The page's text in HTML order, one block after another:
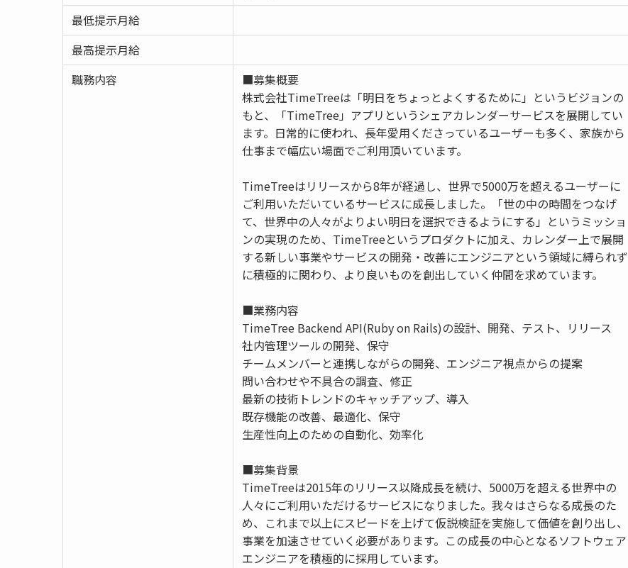
最低提示月給
最高提示月給
職務内容
■募集概要
株式会社TimeTreeは「明日をちょっとよくするために」というビジョンの
もと、「TimeTree」アプリというシェアカレンダーサービスを展開してい
ます。日常的に使われ、長年愛用くださっているユーザーも多く、家族から
仕事まで幅広い場面でご利用頂いています。
TimeTreeはリリースから8年が経過し、世界で5000万を超えるユーザーに
ご利用いただいているサービスに成長しました。「世の中の時間をつなげ
て、世界中の人々がよりよい明日を選択できるようにする」というミッショ
ンの実現のため、TimeTreeというプロダクトに加え、カレンダー上で展開
する新しい事業やサービスの開発・改善にエンジニアという領域に縛られず
に積極的に関わり、より良いものを創出していく仲間を求めています。
■業務内容
TimeTree Backend API(Ruby on Rails)の設計、開発、テスト、リリース
社内管理ツールの開発、保守
チームメンバーと連携しながらの開発、エンジニア視点からの提案
問い合わせや不具合の調査、修正
最新の技術トレンドのキャッチアップ、導入
既存機能の改善、最適化、保守
生産性向上のための自動化、効率化
■募集背景
TimeTreeは2015年のリリース以降成長を続け、5000万を超える世界中の
人々にご利用いただけるサービスになりました。我々はさらなる成長のた
め、これまで以上にスピードを上げて仮説検証を実施して価値を創り出し、
事業を加速させていく必要があります。この成長の中心となるソフトウェア
エンジニアを積極的に採用しています。